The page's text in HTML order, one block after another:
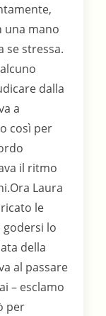
una mano
se stressa.
dalla
a
così per
il ritmo
Laura
le
lo
della
al passare
– esclamo
per